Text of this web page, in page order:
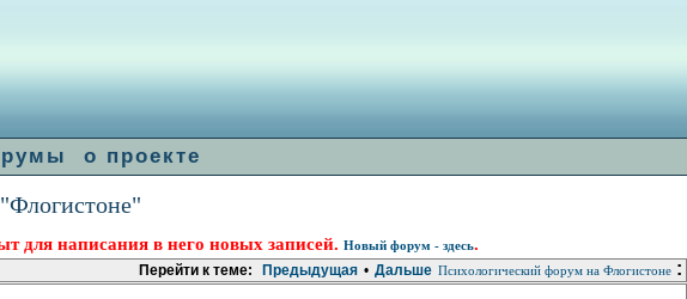
о проекте
для написания в него новых записей. Новый форум - здесь.
Психологический форум на Флогистоне :
Перейти к теме: Предыдущая • Дальше